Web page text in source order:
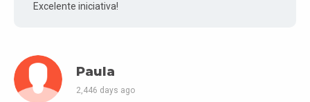
Excelente iniciativa!
Paula
2,446 days ago